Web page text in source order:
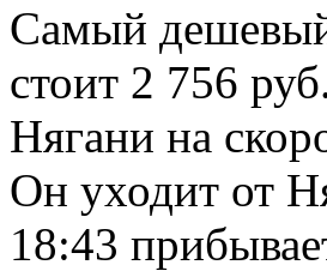
Самый
стоит 2 756
Нягани на
Он уходит от
18:43